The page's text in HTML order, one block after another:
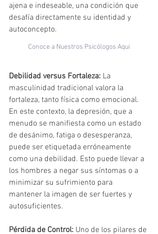
ajena e indeseable, una condición que
desafía directamente su identidad y
autoconcepto.
Conoce a Nuestros Psicólogos Aquí
Debilidad versus Fortaleza: La
masculinidad tradicional valora la
fortaleza, tanto física como emocional.
En este contexto, la depresión, que a
menudo se manifiesta como un estado
de desánimo, fatiga o desesperanza,
puede ser etiquetada erróneamente
como una debilidad. Esto puede llevar a
los hombres a negar sus síntomas o a
minimizar su sufrimiento para
mantener la imagen de ser fuertes y
autosuficientes.
Pérdida de Control: Uno de los pilares de